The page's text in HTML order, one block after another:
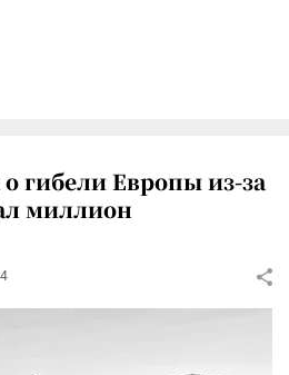
гибели Европы из-за
миллион